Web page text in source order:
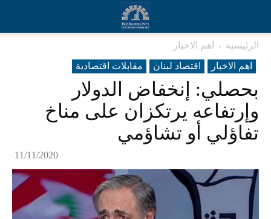
الرئيسية
اهم الاخبار
اهم الاخبار
اقتصاد لبنان مقابلات اقتصادية
بحصلي: إنخفاض الدولار
وإرتفاعه يرتكزان على مناخ
تفاؤلي أو تشاؤمي
11/11/2020